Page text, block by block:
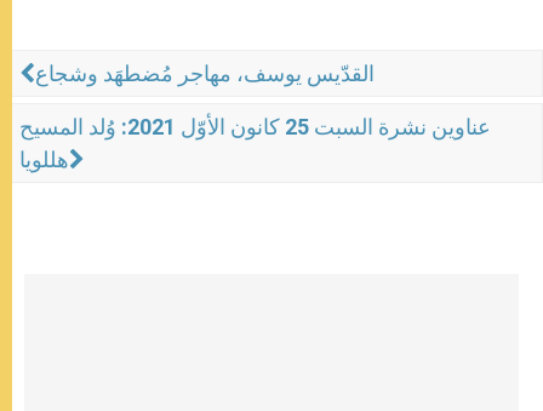
القدّيس يوسف، مهاجر مُضطهَد وشجاع
عناوين نشرة السبت 25 كانون الأوّل 2021: وُلد المسيح
هللويا